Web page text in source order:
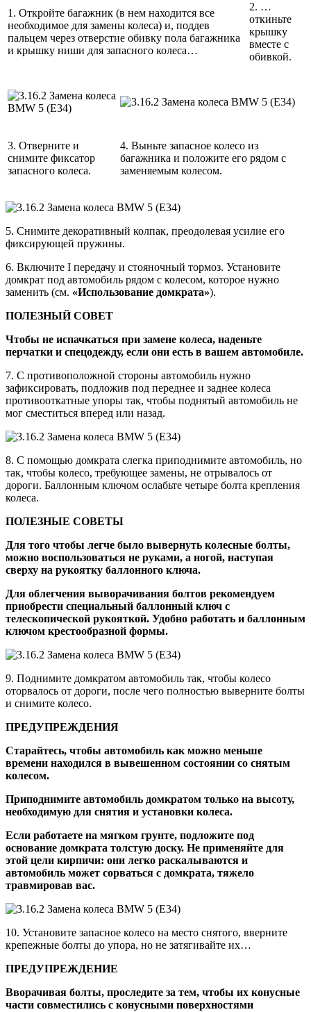
1. Откройте багажник (в нем находится все
необходимое для замены колеса) и, поддев
пальцем через отверстие обивку пола багажника
и крышку ниши для запасного колеса…
2. …
откиньте
крышку
вместе с
обивкой.
3. Отверните и
снимите фиксатор
запасного колеса.
4. Выньте запасное колесо из
багажника и положите его рядом с
заменяемым колесом.
5. Снимите декоративный колпак, преодолевая усилие его
фиксирующей пружины.
6. Включите I передачу и стояночный тормоз. Установите
домкрат под автомобиль рядом с колесом, которое нужно
заменить (см. «Использование домкрата»).
ПОЛЕЗНЫЙ СОВЕТ
Чтобы не испачкаться при замене колеса, наденьте
перчатки и спецодежду, если они есть в вашем автомобиле.
7. С противоположной стороны автомобиль нужно
зафиксировать, подложив под переднее и заднее колеса
противооткатные упоры так, чтобы поднятый автомобиль не
мог сместиться вперед или назад.
8. С помощью домкрата слегка приподнимите автомобиль, но
так, чтобы колесо, требующее замены, не отрывалось от
дороги. Баллонным ключом ослабьте четыре болта крепления
колеса.
ПОЛЕЗНЫЕ СОВЕТЫ
Для того чтобы легче было вывернуть колесные болты,
можно воспользоваться не руками, а ногой, наступая
сверху на рукоятку баллонного ключа.
Для облегчения выворачивания болтов рекомендуем
приобрести специальный баллонный ключ с
телескопической рукояткой. Удобно работать и баллонным
ключом крестообразной формы.
9. Поднимите домкратом автомобиль так, чтобы колесо
оторвалось от дороги, после чего полностью выверните болты
и снимите колесо.
ПРЕДУПРЕЖДЕНИЯ
Старайтесь, чтобы автомобиль как можно меньше
времени находился в вывешенном состоянии со снятым
колесом.
Приподнимите автомобиль домкратом только на высоту,
необходимую для снятия и установки колеса.
Если работаете на мягком грунте, подложите под
основание домкрата толстую доску. Не применяйте для
этой цели кирпичи: они легко раскалываются и
автомобиль может сорваться с домкрата, тяжело
травмировав вас.
10. Установите запасное колесо на место снятого, вверните
крепежные болты до упора, но не затягивайте их…
ПРЕДУПРЕЖДЕНИЕ
Вворачивая болты, проследите за тем, чтобы их конусные
части совместились с конусными поверхностями